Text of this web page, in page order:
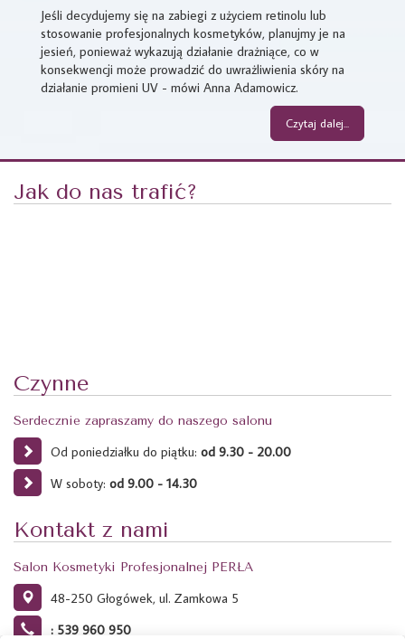
Jeśli decydujemy się na zabiegi z użyciem retinolu lub
stosowanie profesjonalnych kosmetyków, planujmy je na
jesień, ponieważ wykazują działanie drażniące, co w
konsekwencji może prowadzić do uwrażliwienia skóry na
działanie promieni UV - mówi Anna Adamowicz.
Czytaj dalej...
Jak do nas trafić?
Czynne
Serdecznie zapraszamy do naszego salonu
Od poniedziałku do piątku: od 9.30 - 20.00
W soboty: od 9.00 - 14.30
Kontakt z nami
Salon Kosmetyki Profesjonalnej PERŁA
48-250 Głogówek, ul. Zamkowa 5
: 539 960 950